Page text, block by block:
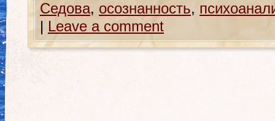
Седова, осознанность,
| Leave a comment